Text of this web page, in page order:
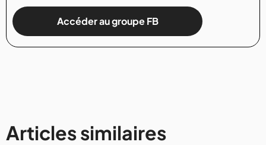
Accéder au groupe FB
Articles similaires